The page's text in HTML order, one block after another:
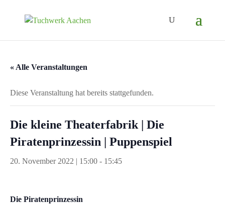
« Alle Veranstaltungen
Diese Veranstaltung hat bereits stattgefunden.
Die kleine Theaterfabrik | Die
Piratenprinzessin | Puppenspiel
20. November 2022 | 15:00 - 15:45
Die Piratenprinzessin